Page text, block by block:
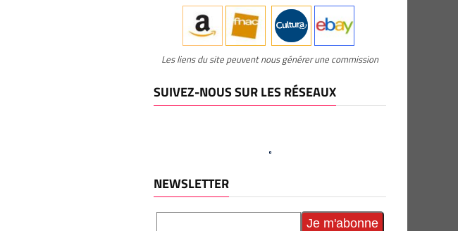
Les liens du site peuvent nous générer une commission
SUIVEZ-NOUS SUR LES RÉSEAUX
NEWSLETTER